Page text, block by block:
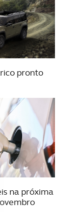
pronto
na próxima